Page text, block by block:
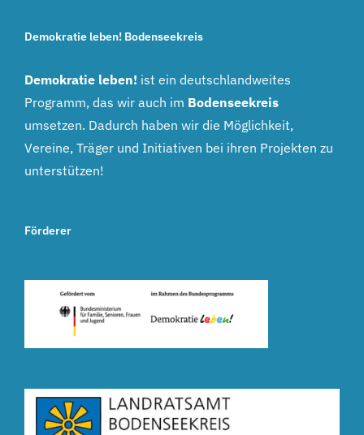
Demokratie leben! Bodenseekreis
Demokratie leben! ist ein deutschlandweites
Programm, das wir auch im Bodenseekreis
umsetzen. Dadurch haben wir die Möglichkeit,
Vereine, Träger und Initiativen bei ihren Projekten zu
unterstützen!
Förderer